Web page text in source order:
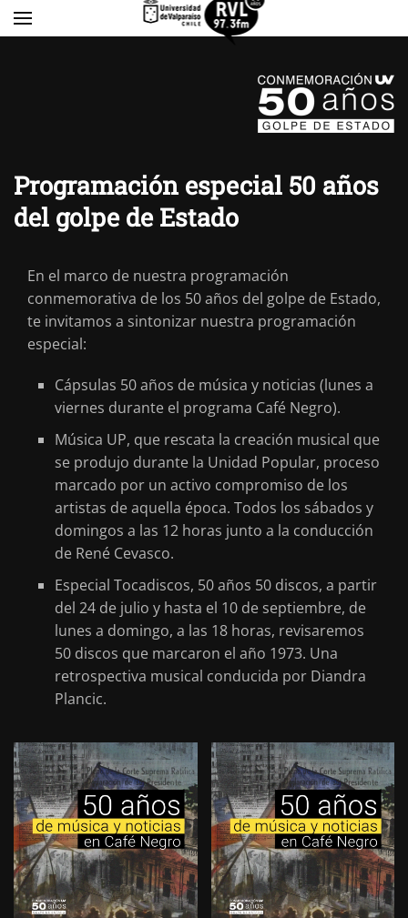
Programación especial 50 años
del golpe de Estado
En el marco de nuestra programación
conmemorativa de los 50 años del golpe de Estado,
te invitamos a sintonizar nuestra programación
especial:
Cápsulas 50 años de música y noticias (lunes a
viernes durante el programa Café Negro).
Música UP, que rescata la creación musical que
se produjo durante la Unidad Popular, proceso
marcado por un activo compromiso de los
artistas de aquella época. Todos los sábados y
domingos a las 12 horas junto a la conducción
de René Cevasco.
Especial Tocadiscos, 50 años 50 discos, a partir
del 24 de julio y hasta el 10 de septiembre, de
lunes a domingo, a las 18 horas, revisaremos
50 discos que marcaron el año 1973. Una
retrospectiva musical conducida por Diandra
Plancic.